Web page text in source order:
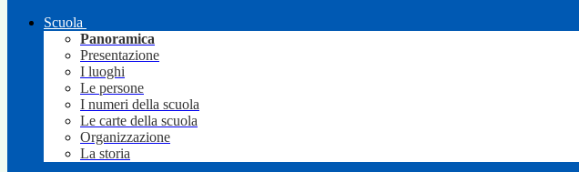
Scuola
Panoramica
Presentazione
I luoghi
Le persone
I numeri della scuola
Le carte della scuola
Organizzazione
La storia